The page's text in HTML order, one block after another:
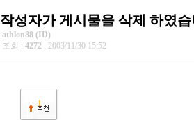
작성자가 게시물을 삭제 하였
athlon88 (ID)
조회 : 4272 , 2003/11/30 15:52
1